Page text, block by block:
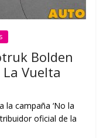
Bolden
Vuelta
la campaña ‘No la
oficial de la